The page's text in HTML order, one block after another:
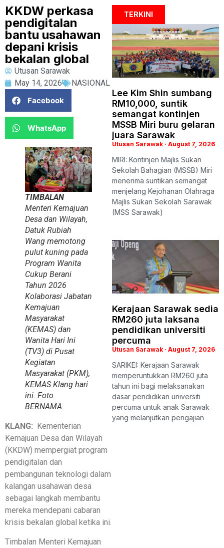
KKDW perkasa
pendigitalan
bantu usahawan
depani krisis
bekalan global
Utusan Sarawak
May 14, 2026
NASIONAL
Facebook
WhatsApp
TIMBALAN
Menteri Kemajuan
Desa dan Wilayah,
Datuk Rubiah
Wang memotong
pulut kuning pada
Program Wanita
Cukup Berani
Tahun 2026
Kolaborasi Jabatan
Kemajuan
Masyarakat
(KEMAS) dan
Wanita Hari Ini
(TV3) di Pusat
Kegiatan
Masyarakat (PKM),
KEMAS Klang hari
ini. Foto
BERNAMA
KLANG:
Kementerian
Kemajuan Desa dan Wilayah
(KKDW) mempergiat program
pendigitalan dan
pembangunan teknologi dalam
kalangan usahawan desa
sebagai langkah membantu
mereka mendepani cabaran
krisis bekalan global ketika ini.
Timbalan Menteri Kemajuan
TERKINI
Lee Kim Shin sumbang
RM10,000, suntik
semangat kontinjen
MSSB Miri buru gelaran
juara Sarawak
Utusan Sarawak August 7, 2026
MIRI: Kontinjen Majlis Sukan
Sekolah Bahagian (MSSB) Miri
menerima suntikan semangat
menjelang Kejohanan Olahraga
Majlis Sukan Sekolah Sarawak
(MSS Sarawak)
Kerajaan Sarawak sedia
RM260 juta laksana
pendidikan universiti
percuma
Utusan Sarawak August 7, 2026
SARIKEI: Kerajaan Sarawak
memperuntukkan RM260 juta
tahun ini bagi melaksanakan
dasar pendidikan universiti
percuma untuk anak Sarawak
yang melanjutkan pengajian